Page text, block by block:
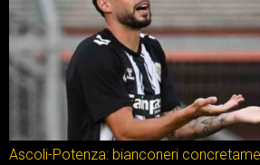
Ascoli-Potenza: bianconeri